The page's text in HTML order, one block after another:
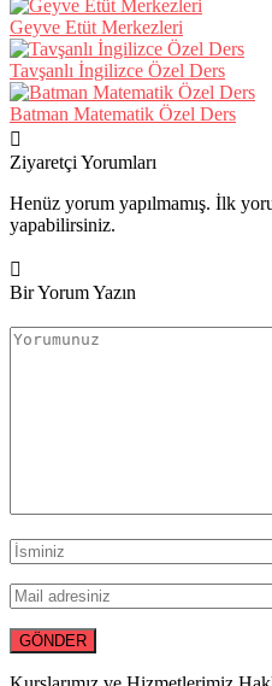
Geyve Etüt Merkezleri
Tavşanlı İngilizce Özel Ders
Batman Matematik Özel Ders
Ziyaretçi Yorumları
Henüz yorum yapılmamış. İlk
yapabilirsiniz.
Bir Yorum Yazın